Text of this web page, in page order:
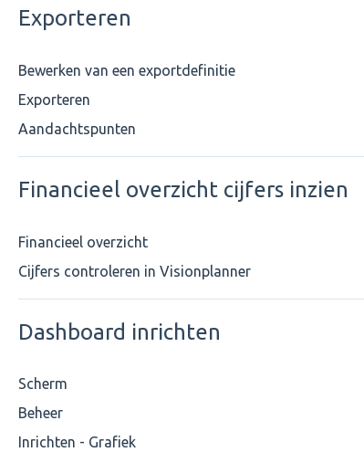
Exporteren
Bewerken van een exportdefinitie
Exporteren
Aandachtspunten
Financieel overzicht cijfers inzien
Financieel overzicht
Cijfers controleren in Visionplanner
Dashboard inrichten
Scherm
Beheer
Inrichten - Grafiek